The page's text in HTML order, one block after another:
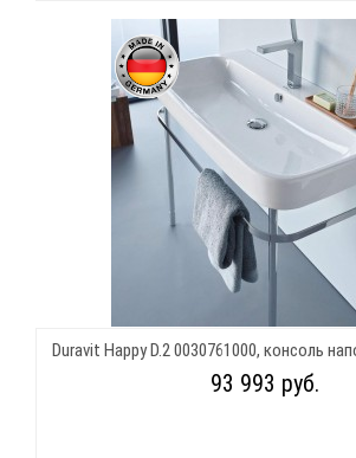
Duravit Happy D.2 0030761000, консоль
93 993 руб.